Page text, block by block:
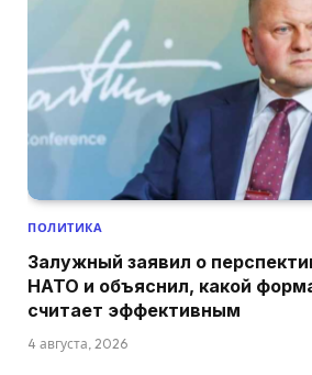
ПОЛИТИКА
Залужный заявил о
НАТО и объяснил, какой
считает эффективным
4 августа, 2026